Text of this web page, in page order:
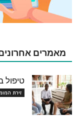
מאמרים
טיפול
זירת